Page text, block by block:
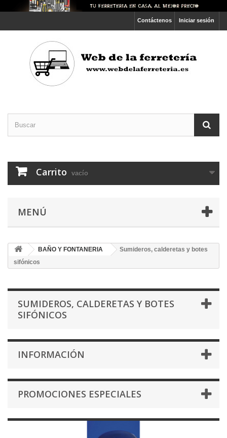
Iniciar sesión
Contáctenos
Carrito vacío
MENÚ
BAÑO Y FONTANERIA
Sumideros, calderetas y botes
sifónicos
SUMIDEROS, CALDERETAS Y BOTES
SIFÓNICOS
INFORMACIÓN
PROMOCIONES ESPECIALES